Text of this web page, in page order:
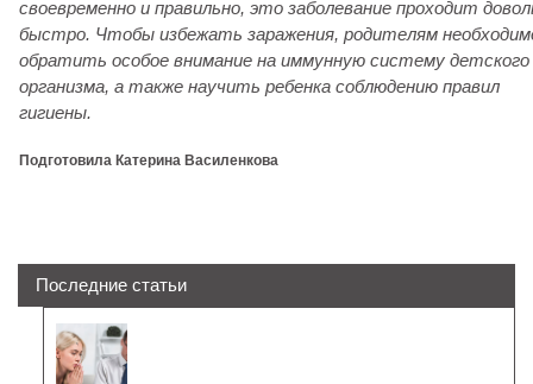
своевременно и правильно, это заболевание проходит
быстро. Чтобы избежать заражения, родителям
обратить особое внимание на иммунную систему детского
организма, а также научить ребенка соблюдению правил
гигиены.
Подготовила Катерина Василенкова
Последние статьи